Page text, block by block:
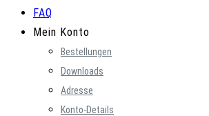
FAQ
Mein Konto
Bestellungen
Downloads
Adresse
Konto-Details